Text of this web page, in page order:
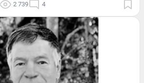
2 739 4